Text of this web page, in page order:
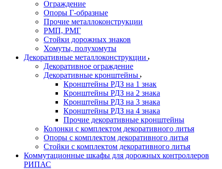
Ограждение
Опоры Г-образные
Прочие металлоконструкции
РМП, РМГ
Стойки дорожных знаков
Хомуты, полухомуты
Декоративные металлоконструкции
Декоративное ограждение
Декоративные кронштейны
Кронштейны РДЗ на 1 знак
Кронштейны РДЗ на 2 знака
Кронштейны РДЗ на 3 знака
Кронштейны РДЗ на 4 знака
Прочие декоративные кронштейны
Колонки с комплектом декоративного литья
Опоры с комплектом декоративного литья
Стойки с комплектом декоративного литья
Коммутационные шкафы для дорожных контроллеров
РИПАС